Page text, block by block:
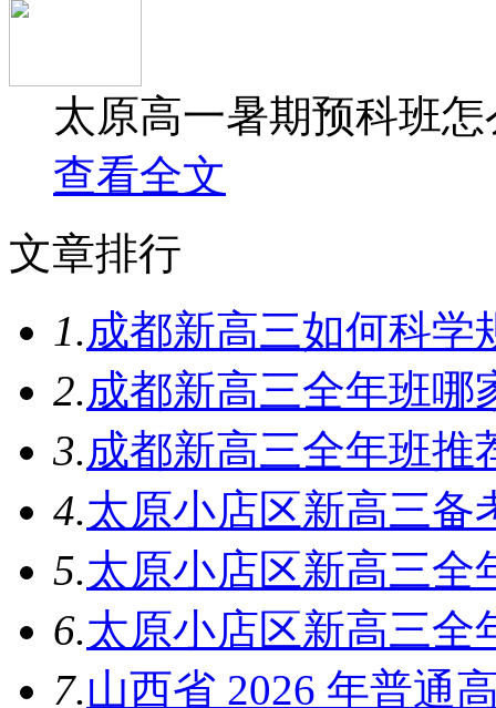
太原高一暑期预科班
查看全文
文章排行
1.成都新高三如何科学
2.成都新高三全年班哪
3.成都新高三全年班推
4.太原小店区新高三备
5.太原小店区新高三全
6.太原小店区新高三全
7.山西省 2026 年普通